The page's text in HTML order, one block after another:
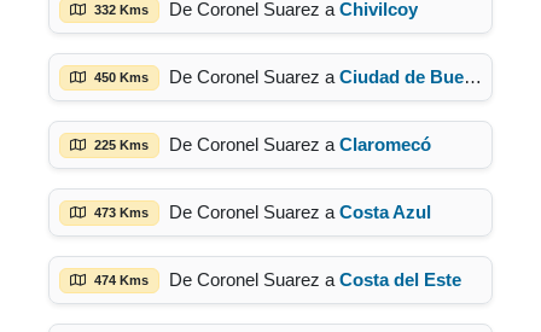
332 Kms De Coronel Suarez a Chivilcoy
450 Kms De Coronel Suarez a Ciudad de Buenos Aires
225 Kms De Coronel Suarez a Claromecó
473 Kms De Coronel Suarez a Costa Azul
474 Kms De Coronel Suarez a Costa del Este